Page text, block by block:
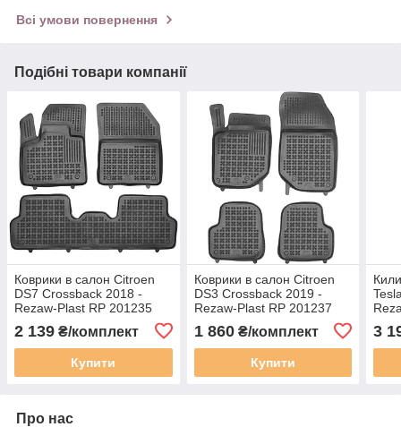
Всі умови повернення
Подібні товари компанії
Коврики в салон Citroen
DS7 Crossback 2018 -
Rezaw-Plast RP 201235
2 139 ₴/комплект
Купити
Коврики в салон Citroen
DS3 Crossback 2019 -
Rezaw-Plast RP 201237
1 860₴/комплект
Купити
3
Про нас